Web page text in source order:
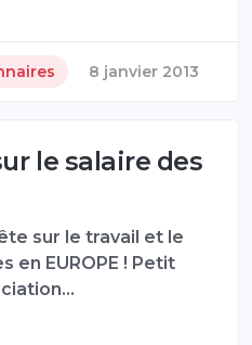
8 janvier 2013
le salaire des
sur le travail et le
en EUROPE ! Petit